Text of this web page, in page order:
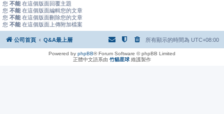
您 不能 在這個版面回覆主題
您 不能 在這個版面編輯您的文章
您 不能 在這個版面刪除您的文章
您 不能 在這個版面上傳附加檔案
公司首頁 Q&A最上層 所有顯示的時間為 UTC+08:00
Powered by phpBB® Forum Software © phpBB Limited
正體中文語系由 竹貓星球 維護製作